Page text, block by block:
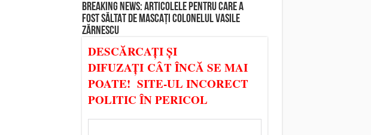
BREAKING NEWS: ARTICOLELE PENTRU CARE A
FOST SĂLTAT DE MASCAȚI COLONELUL VASILE
ZĂRNESCU
DESCĂRCAȚI ȘI
DIFUZAȚI CÂT ÎNCĂ SE MAI
POATE! SITE-UL INCORECT
POLITIC ÎN PERICOL